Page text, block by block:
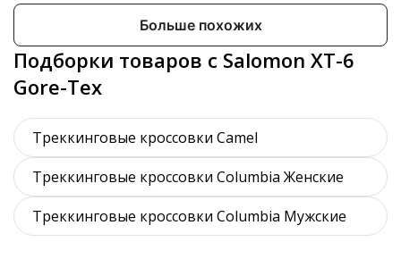
Больше похожих
Подборки товаров с Salomon XT-6
Gore-Tex
Треккинговые кроссовки Camel
Треккинговые кроссовки Columbia Женские
Треккинговые кроссовки Columbia Мужские